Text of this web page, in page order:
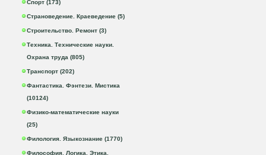
Спорт (173)
Страноведение. Краеведение (5)
Строительство. Ремонт (3)
Техника. Технические науки.
Охрана труда (805)
Транспорт (202)
Фантастика. Фэнтези. Мистика
(10124)
Физико-математические науки
(25)
Филология. Языкознание (1770)
Философия. Логика. Этика.